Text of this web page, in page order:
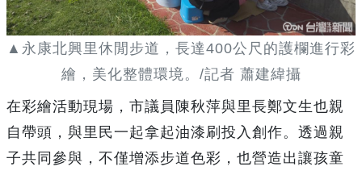
▲永康北興里休閒步道，長達400公尺的護欄進行彩
繪，美化整體環境。/記者 蕭建緯攝
在彩繪活動現場，市議員陳秋萍與里長鄭文生也親
自帶頭，與里民一起拿起油漆刷投入創作。透過親
子共同參與，不僅增添步道色彩，也營造出讓孩童